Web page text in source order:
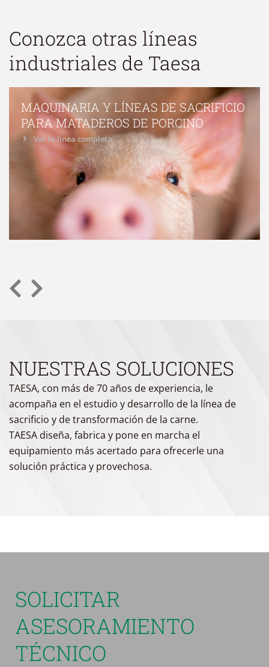
Conozca otras líneas
industriales de Taesa
MAQUINARIA Y LÍNEAS DE SACRIFICIO
PARA MATADEROS DE PORCINO
Ver la línea completa
NUESTRAS SOLUCIONES
TAESA, con más de 70 años de experiencia, le
acompaña en el estudio y desarrollo de la línea de
sacrificio y de transformación de la carne.
TAESA diseña, fabrica y pone en marcha el
equipamiento más acertado para ofrecerle una
solución práctica y provechosa.
SOLICITAR
ASESORAMIENTO
TÉCNICO